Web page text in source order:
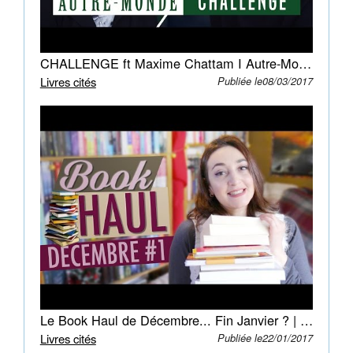
détruit.
Mais
monde
souterrain
ne
grouille
pas
seulement
de
dangers.
recèle
d'incroyables
révélations.
La
guerre
CHALLENGE ft Maxime Chattam I Autre-Monde & Degustation d'insectes
Livres cités Publiée le08/03/2017
Le Book Haul de Décembre... Fin Janvier ? | Myriam
Livres cités Publiée le22/01/2017